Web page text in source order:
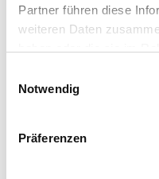
Partner führen diese
weiteren Daten
Notwendig
Präferenzen